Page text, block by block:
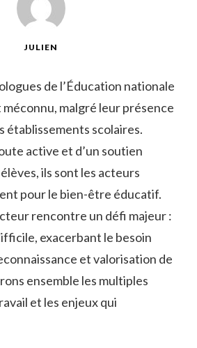
JULIEN
de l’Éducation nationale
malgré leur présence
établissements scolaires.
active et d’un soutien
ils sont les acteurs
pour le bien-être éducatif.
rencontre un défi majeur :
exacerbant le besoin
et valorisation de
ensemble les multiples
et les enjeux qui